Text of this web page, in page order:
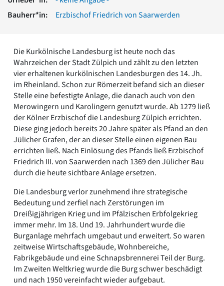
Vorromanik
Über baukunst-nrw
Fachbeirat
Freunde & Förderer
Kontakt
Impressum
Datenschutz
Suchbegriff eingeben
Bauherr*in:
Erzbischof Friedrich von Saarwerden
Die Kurkölnische Landesburg ist heute noch das
Wahrzeichen der Stadt Zülpich und zählt zu den letzten
vier erhaltenen kurkölnischen Landesburgen des 14. Jh.
im Rheinland. Schon zur Römerzeit befand sich an dieser
Stelle eine befestigte Anlage, die danach auch von den
Merowingern und Karolingern genutzt wurde. Ab 1279 ließ
der Kölner Erzbischof die Landesburg Zülpich errichten.
Diese ging jedoch bereits 20 Jahre später als Pfand an den
Jülicher Grafen, der an dieser Stelle einen eigenen Bau
errichten ließ. Nach Einlösung des Pfands ließ Erzbischof
Friedrich III. von Saarwerden nach 1369 den Jülicher Bau
durch die heute sichtbare Anlage ersetzen.
Die Landesburg verlor zunehmend ihre strategische
Bedeutung und zerfiel nach Zerstörungen im
Dreißigjährigen Krieg und im Pfälzischen Erbfolgekrieg
immer mehr. Im 18. Und 19. Jahrhundert wurde die
Burganlage mehrfach umgebaut und erweitert. So waren
zeitweise Wirtschaftsgebäude, Wohnbereiche,
Fabrikgebäude und eine Schnapsbrennerei Teil der Burg.
Im Zweiten Weltkrieg wurde die Burg schwer beschädigt
und nach 1950 vereinfacht wieder aufgebaut.